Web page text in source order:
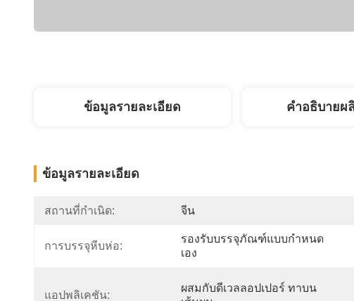
ข้อมูลรายละเอียด คำอธิบาย
ข้อมูลรายละเอียด
สถานที่กำเนิด: จีน
การบรรจุหีบห่อ:
รองรับบรรจุภัณฑ์แบบกำหนด
เอง
แอปพลิเคชัน:
ผสมกับดีเวลลอปเปอร์ ทาบน